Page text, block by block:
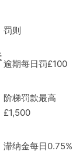
罚则
逾期每日罚£100
阶梯罚款最高
£1,500
滞纳金每日0.75%